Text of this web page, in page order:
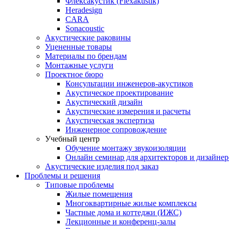
Heradesign
CARA
Sonacoustic
Акустические раковины
Уцененные товары
Материалы по брендам
Монтажные услуги
Проектное бюро
Консультации инженеров-акустиков
Акустическое проектирование
Акустический дизайн
Акустические измерения и расчеты
Акустическая экспертиза
Инженерное сопровождение
Учебный центр
Обучение монтажу звукоизоляции
Онлайн семинар для архитекторов и
Акустические изделия под заказ
Проблемы и решения
Типовые проблемы
Жилые помещения
Многоквартирные жилые комплексы
Частные дома и коттеджи (ИЖС)
Лекционные и конференц-залы